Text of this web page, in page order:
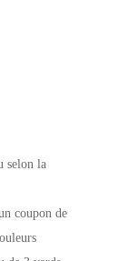
selon la
coupon de